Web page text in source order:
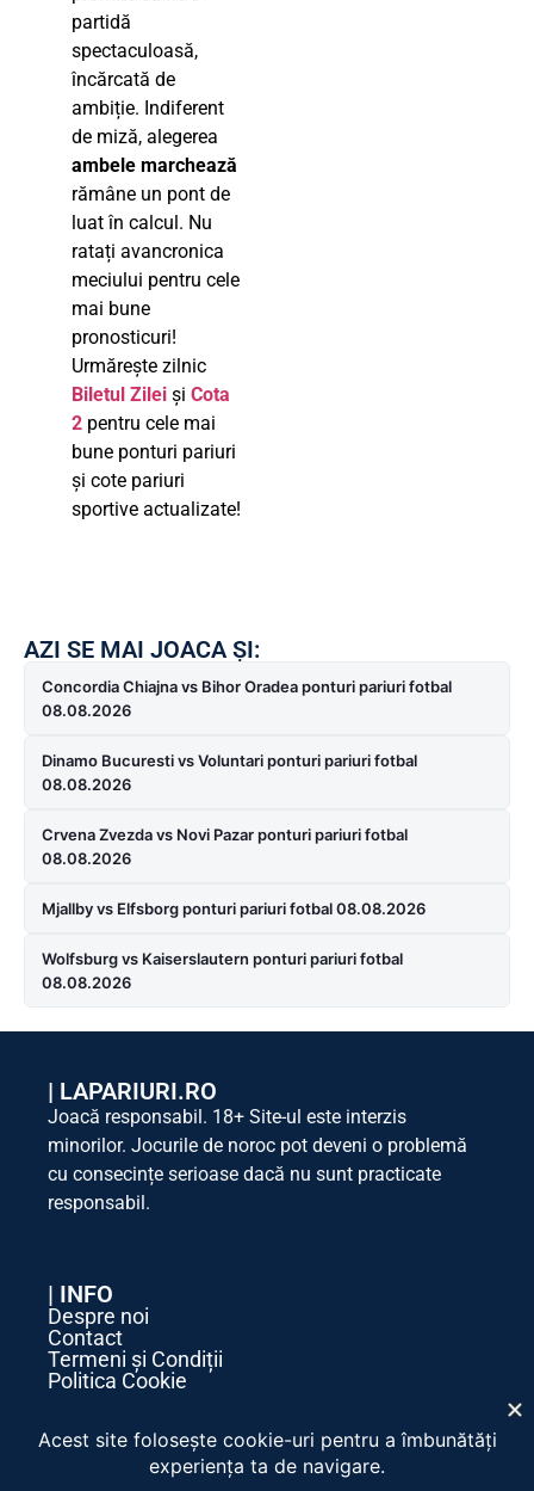
partidă
spectaculoasă,
încărcată de
ambiție. Indiferent
de miză, alegerea
ambele marchează
rămâne un pont de
luat în calcul. Nu
ratați avancronica
meciului pentru cele
mai bune
pronosticuri!
Urmărește zilnic
Biletul Zilei și Cota
2 pentru cele mai
bune ponturi pariuri
și cote pariuri
sportive actualizate!
AZI SE MAI JOACA ȘI:
Concordia Chiajna vs Bihor Oradea ponturi pariuri fotbal
08.08.2026
Dinamo Bucuresti vs Voluntari ponturi pariuri fotbal
08.08.2026
Crvena Zvezda vs Novi Pazar ponturi pariuri fotbal
08.08.2026
Mjallby vs Elfsborg ponturi pariuri fotbal 08.08.2026
Wolfsburg vs Kaiserslautern ponturi pariuri fotbal
08.08.2026
| LAPARIURI.RO
Joacă responsabil. 18+ Site-ul este interzis
minorilor. Jocurile de noroc pot deveni o problemă
cu consecințe serioase dacă nu sunt practicate
responsabil.
| INFO
Despre noi
Contact
Termeni și Condiții
Politica Cookie
| SOCIAL MEDIA